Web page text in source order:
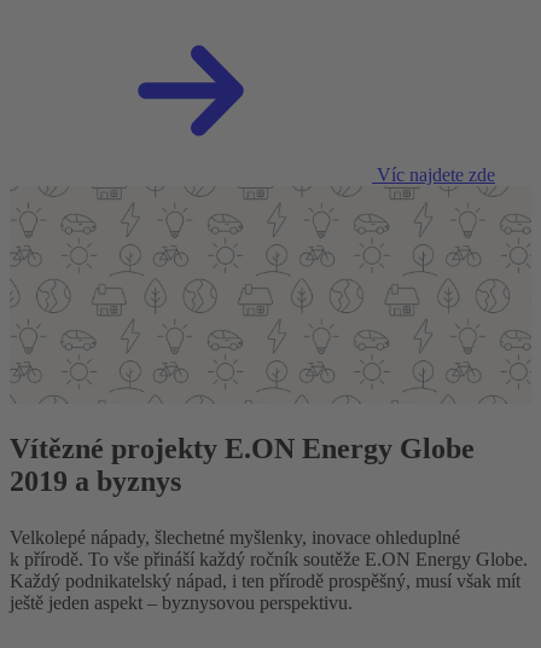
Víc najdete zde
Vítězné projekty E.ON Energy Globe
2019 a byznys
Velkolepé nápady, šlechetné myšlenky, inovace ohleduplné
k přírodě. To vše přináší každý ročník soutěže E.ON Energy Globe.
Každý podnikatelský nápad, i ten přírodě prospěšný, musí však mít
ještě jeden aspekt – byznysovou perspektivu.